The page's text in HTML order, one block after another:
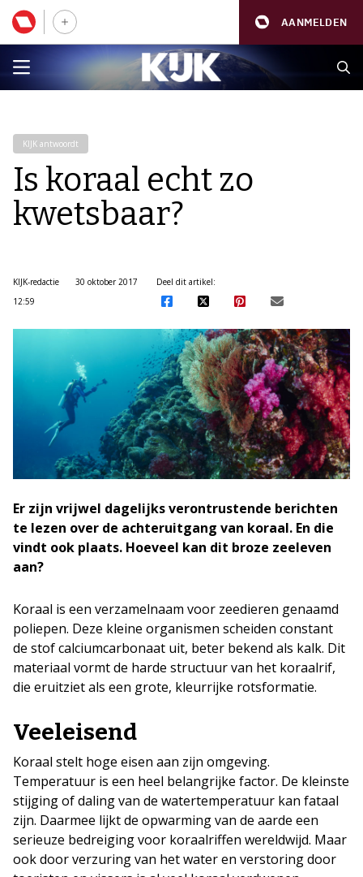
AANMELDEN
KIJK antwoordt
Is koraal echt zo
kwetsbaar?
KIJK-redactie
30 oktober 2017
12:59
Deel dit artikel:
Er zijn vrijwel dagelijks verontrustende berichten
te lezen over de achteruitgang van koraal. En die
vindt ook plaats. Hoeveel kan dit broze zeeleven
aan?
Koraal is een verzamelnaam voor zeedieren genaamd
poliepen. Deze kleine organismen scheiden constant
de stof calciumcarbonaat uit, beter bekend als kalk. Dit
materiaal vormt de harde structuur van het koraalrif,
die eruitziet als een grote, kleurrijke rotsformatie.
Veeleisend
Koraal stelt hoge eisen aan zijn omgeving.
Temperatuur is een heel belangrijke factor. De kleinste
stijging of daling van de watertemperatuur kan fataal
zijn. Daarmee lijkt de opwarming van de aarde een
serieuze bedreiging voor koraalriffen wereldwijd. Maar
ook door verzuring van het water en verstoring door